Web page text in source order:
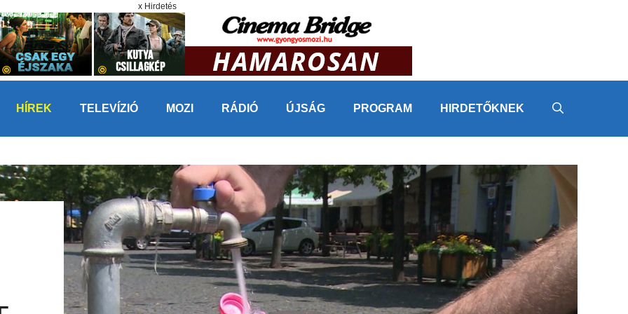
x Hirdetés
HÍREK TELEVÍZIÓ MOZI RÁDIÓ ÚJSÁG PROGRAM HIRDETŐKNEK